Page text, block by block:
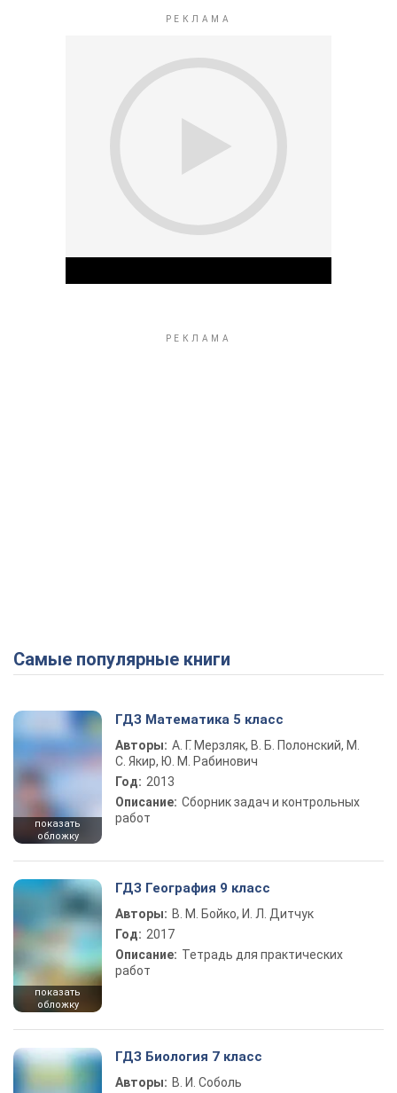
Самые популярные книги
показать
обложку
ГДЗ Математика 5 класс
Авторы: А. Г. Мерзляк, В. Б. Полонский, М.
С. Якир, Ю. М. Рабинович
Год: 2013
Описание: Сборник задач и контрольных
работ
показать
обложку
ГДЗ География 9 класс
Авторы: В. М. Бойко, И. Л. Дитчук
Год: 2017
Описание: Тетрадь для практических
работ
ГДЗ Биология 7 класс
Авторы: В. И. Соболь